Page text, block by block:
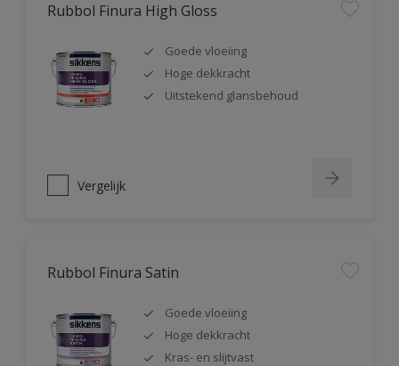
Rubbol Finura High Gloss
Goede vloeiing
Hoge dekkracht
Uitstekend glansbehoud
Vergelijk
Rubbol Finura Satin
Goede vloeiing
Hoge dekkracht
Kras- en slijtvast